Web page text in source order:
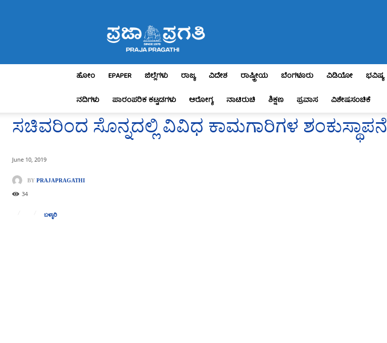
Pragathi
ಹೋಂ EPAPER ಜಿಲ್ಲೆಗಳು ರಾಜ್ಯ ವಿದೇಶ ರಾಷ್ಟ್ರೀಯ ಬೆಂಗಳೂರು ವಿಡಿಯೋ ಭವಿಷ್ಯ
ನದಿಗಳು
ಪಾರಂಪರಿಕ ಕಟ್ಟಡಗಳು ಆರೋಗ್ಯ ನಾಟಿರುಚಿ ಶಿಕ್ಷಣ ಪ್ರವಾಸ ವಿಶೇಷಸಂಚಿಕೆ
ಸಚಿವರಿಂದ ಸೊನ್ನದಲ್ಲಿ ವಿವಿಧ ಕಾಮಗಾರಿಗಳ ಶಂಕುಸ್ಥಾಪನೆ
June 10, 2019
BY PRAJAPRAGATHI
34
ಬಳ್ಳಾರಿ